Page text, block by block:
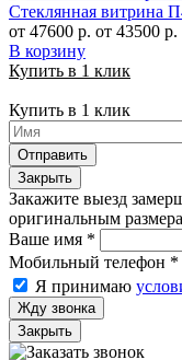
Стеклянная витрина
от 47600 р. от 43500 р.
В корзину
Купить в 1 клик
Купить в 1 клик
Отправить
Закрыть
Закажите выезд
оригинальным
Ваше имя *
Мобильный телефон *
Я принимаю
Жду звонка
Закрыть